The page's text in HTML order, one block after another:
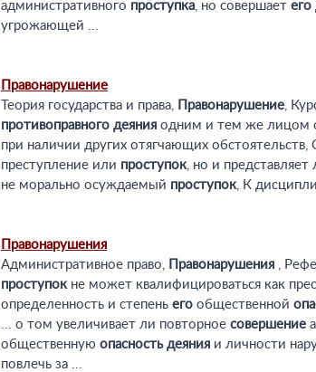
административного проступка, но совершает его
угрожающей ...
Правонарушение
Теория государства и права,
Правонарушение,
противоправного деяния одним и тем же лицом
при наличии других отягчающих
преступление или проступок, но и
не морально осуждаемый проступок, К
Правонарушения
Административное право,
Правонарушения ,
проступокне может квалифицироваться как
определенность и степень его общественной
... о том увеличивает ли повторное совершение
общественную опасность деяния и личности
повлечь за ...